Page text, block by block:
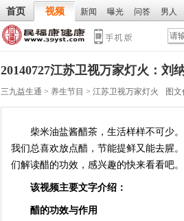
首页 视频 新闻 曝光 问答 男人
20140727江苏卫视万家灯火：刘
三九益生通 > 养生节目 > 江苏卫视万家灯火 图文
柴米油盐酱醋茶，生活样样不可少。
我们总喜欢放点醋，节能提鲜又能去腥
们解读醋的功效，感兴趣的快来看看吧。
该视频主要文字介绍：
醋的功效与作用